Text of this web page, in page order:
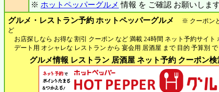
※ ホットペッパーグルメ 情報 を ご確認 お願いしま
グルメ・レストラン予約 ホットペッパーグルメ
※ クーポン
ど
お店探しなら お得な 割引 クーポン など 満載 24時間 ネット予約サイト
デート用 オシャレな レストラン から 宴会用 居酒屋 まで 目的 予算別
グルメ情報 レストラン 居酒屋 ネット予約 クーポン